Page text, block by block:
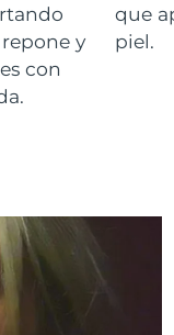
y
con
que
piel.
prevista 8/10/26
prevista
prevista
prevista